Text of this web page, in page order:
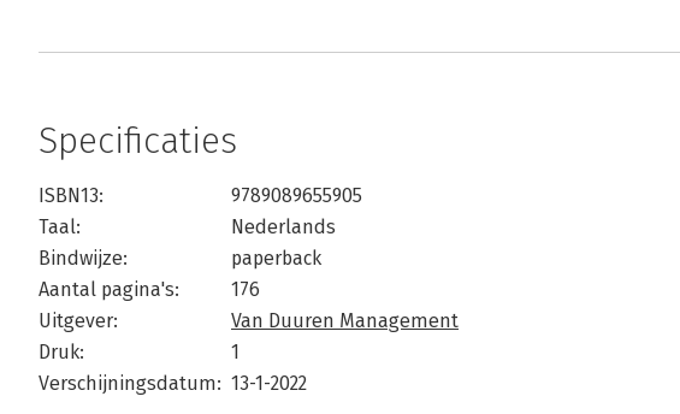
Specificaties
ISBN13:
9789089655905
Taal:
Nederlands
Bindwijze:
paperback
Aantal pagina's:
176
Uitgever:
Van Duuren Management
Druk:
1
Verschijningsdatum: 13-1-2022